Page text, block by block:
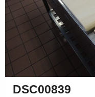
DSC00839